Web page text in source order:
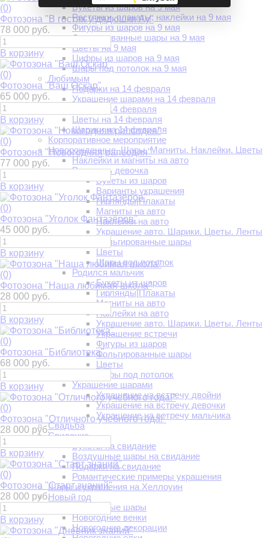
Букеты из шаров на 9 мая
Растяжки, плакаты, наклейки на 9 мая
Фигуры из шаров на 9 мая
Фольгированные шары на 9 мая
Цветы на 9 мая
Цифры из шаров на 9 мая
Шары под потолок на 9 мая
Любимым
Подарки на 14 февраля
Украшение шарами на 14 февраля
Хиты на 14 февраля
Цветы на 14 февраля
Шарики на 14 февраля
Корпоративное мероприятие
Новорожденные. Шары. Магниты. Наклейки. Цветы
Наклейки и магниты на авто
Родилась девочка
Букеты из шаров
Варианты украшения
Гирлянды|Плакаты
Магниты на авто
Наклейки на авто
Украшение авто. Шарики. Цветы. Ленты
Фольгированные шары
Цветы
Шары под потолок
Родился мальчик
Букеты из шаров
Гирлянды|Плакаты
Магниты на авто
Наклейки на авто
Украшение авто. Шарики. Цветы. Ленты
Украшение встречи
Фигуры из шаров
Фольгированные шары
Цветы
Шары под потолок
Украшение шарами
Украшение на встречу двойни
Украшение на встречу девочки
Украшение на встречу мальчика
Свадьба
Свидание
Букеты на свидание
Воздушные шары на свидание
Подарки на свидание
Романтические примеры украшения
Шары и украшения на Хеллоуин
Новый год
Воздушные шары
Новогодние венки
Новогодние декорации
(0)
Фотозона "В гостях у дядюшки Ау"
78 000 руб.
В корзину
(0)
Фотозона "Ваш Оскар"
65 000 руб.
В корзину
(0)
Фотозона "Новогодняя рапсодия"
77 000 руб.
В корзину
(0)
Фотозона "Уголок Фантазёров"
45 000 руб.
В корзину
(0)
Фотозона "Наша любимая школа"
28 000 руб.
В корзину
(0)
Фотозона "Библиотека"
68 000 руб.
В корзину
(0)
Фотозона "Отличного учебного года!"
28 000 руб.
В корзину
(0)
Фотозона "Старт знаний"
28 000 руб.
В корзину